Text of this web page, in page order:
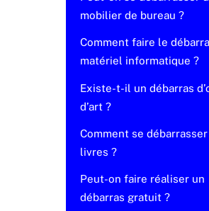
mobilier de bureau ?
Comment faire le
matériel informatique ?
Existe-t-il un débarras
d’art ?
Comment se débarrasser
livres ?
Peut-on faire réaliser un
débarras gratuit ?